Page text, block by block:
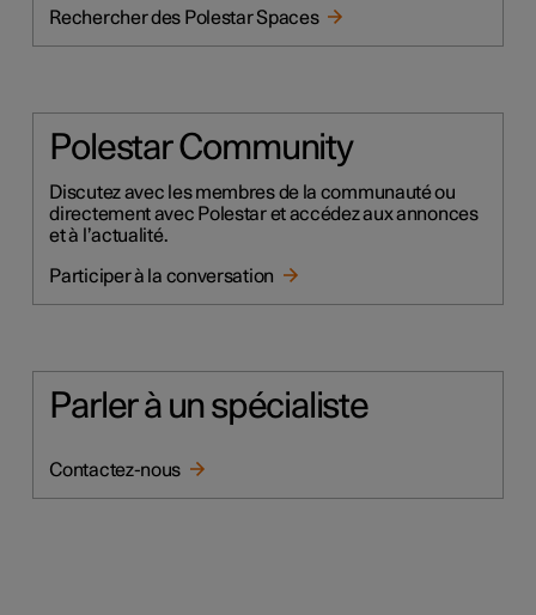
Rechercher des Polestar Spaces
Polestar Community
Discutez avec les membres de la communauté ou
directement avec Polestar et accédez aux annonces
et à l’actualité.
Participer à la conversation
Parler à un spécialiste
Contactez-nous